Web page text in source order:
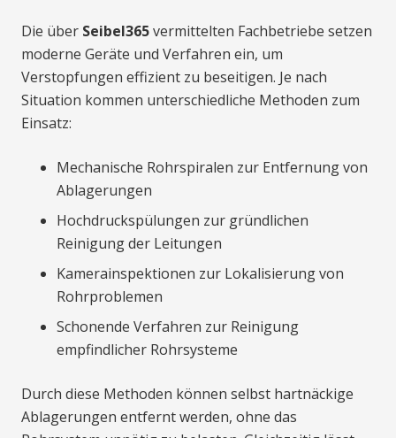
Die über Seibel365vermittelten Fachbetriebe setzen
moderne Geräte und Verfahren ein, um
Verstopfungen effizient zu beseitigen. Je nach
Situation kommen unterschiedliche Methoden zum
Einsatz:
Mechanische Rohrspiralen zur Entfernung von
Ablagerungen
Hochdruckspülungen zur gründlichen
Reinigung der Leitungen
Kamerainspektionen zur Lokalisierung von
Rohrproblemen
Schonende Verfahren zur Reinigung
empfindlicher Rohrsysteme
Durch diese Methoden können selbst hartnäckige
Ablagerungen entfernt werden, ohne das